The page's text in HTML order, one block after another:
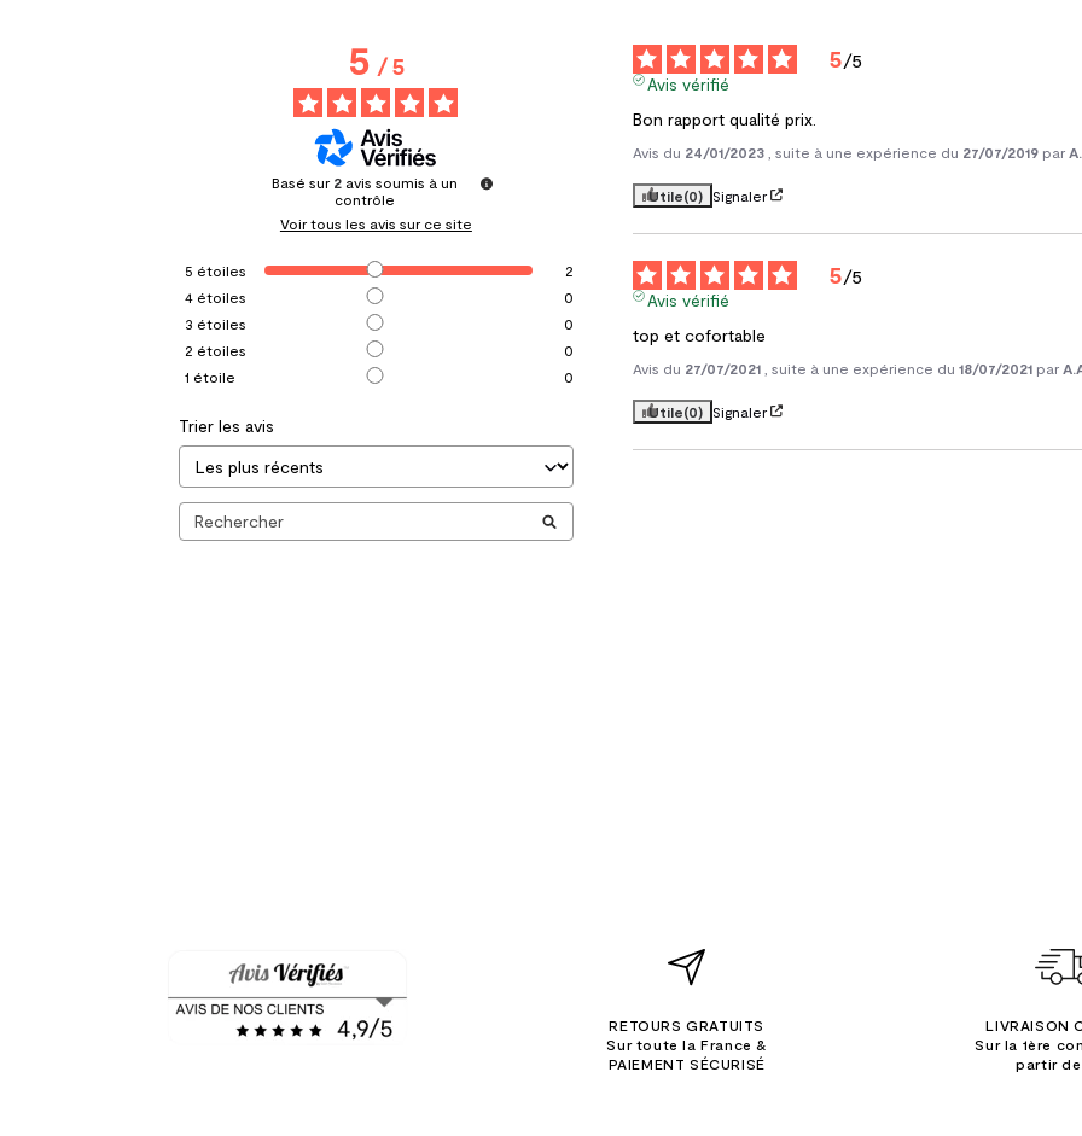
5/5
Basé sur 2 avis soumis à un
contrôle
Voir tous les avis sur ce site
5 étoiles
2
4 étoiles
0
3 étoiles
0
2 étoiles
0
1 étoile 0
Trier les avis
5/5
Avis vérifié
Bon rapport qualité prix.
Avis du 24/01/2023 , suite à une expérience du 27/07/2019 par
Utile(0) Signaler
5/5
Avis vérifié
top et cofortable
Avis du 27/07/2021 , suite à une expérience du 18/07/2021 par
Utile(0) Signaler
RETOURS GRATUITS
Sur toute la France &
PAIEMENT SÉCURISÉ
LIVRAISON
Sur la 1ère
partir